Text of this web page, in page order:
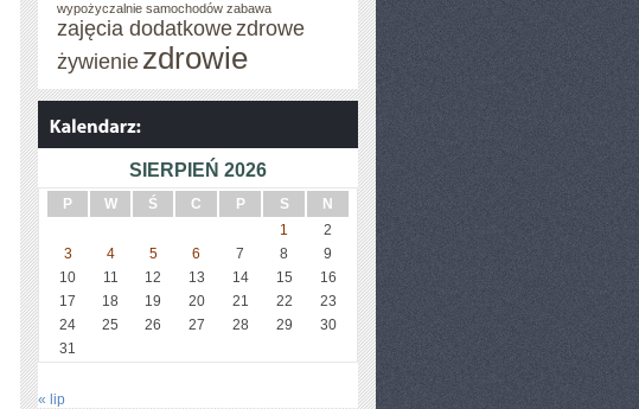
wypożyczalnie samochodów zabawa
zajęcia dodatkowezdrowe
żywienie zdrowie
SIERPIEŃ 2026
P W Ś C P S
N
1
2
3
4 5 6 7 8
9
10
11 12 13 14 15
16
17
18 19 20 21 22
23
24
25 26 27 28 29
30
31
« lip